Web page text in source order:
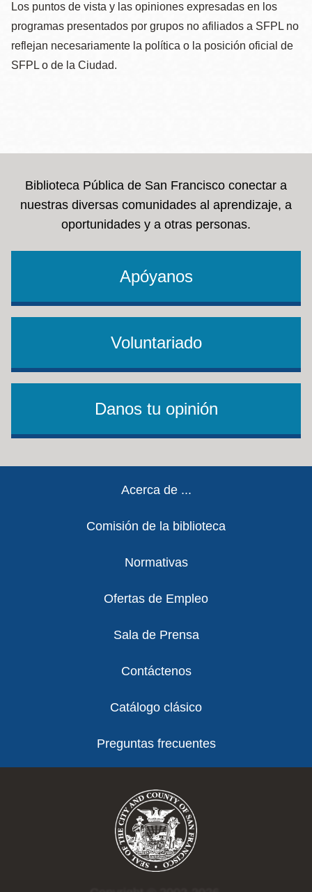
Los puntos de vista y las opiniones expresadas en los
programas presentados por grupos no afiliados a SFPL no
reflejan necesariamente la política o la posición oficial de
SFPL o de la Ciudad.
Biblioteca Pública de San Francisco conectar a
nuestras diversas comunidades al aprendizaje, a
oportunidades y a otras personas.
Apóyanos
Voluntariado
Danos tu opinión
Acerca de ...
Comisión de la biblioteca
Normativas
Ofertas de Empleo
Sala de Prensa
Contáctenos
Catálogo clásico
Preguntas frecuentes